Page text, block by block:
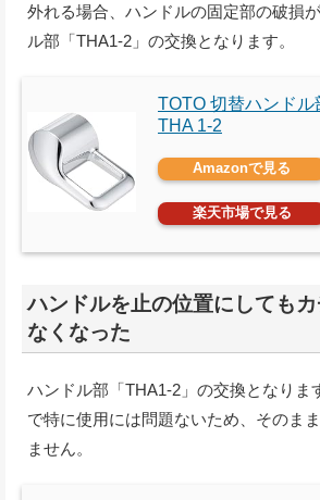
外れる場合、ハンドルの固定部の破損
ル部「THA1-2」の交換となります。
TOTO 切替ハンド
THA 1-2
Amazonで見る
楽天市場で見る
ハンドルを止の位置にしても
なくなった
ハンドル部「THA1-2」の交換となりま
で特に使用には問題ないため、そのま
ません。